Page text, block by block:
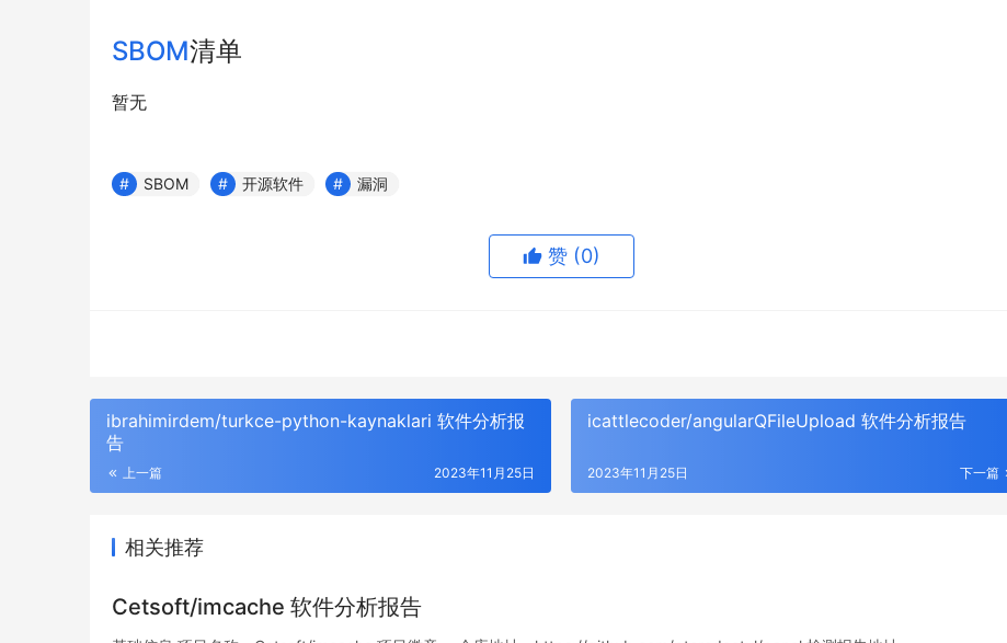
SBOM清单
暂无
SBOM 开源软件 漏洞
赞 (0)
ibrahimirdem/turkce-python-kaynaklari 软件分析报
告
上一篇 2023年11月25日
icattlecoder/angularQFileUpload 软件分析报告
下一篇
2023年11月25日
相关推荐
Cetsoft/imcache 软件分析报告